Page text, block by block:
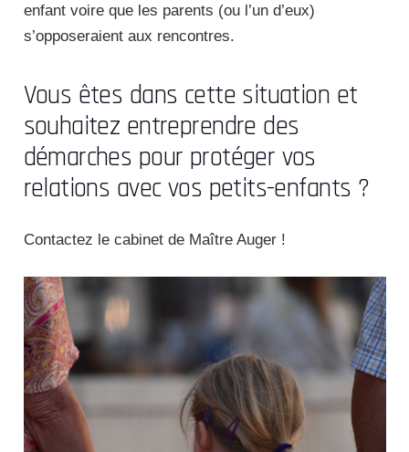
enfant voire que les parents (ou l’un d’eux)
s’opposeraient aux rencontres.
Vous êtes dans cette situation et
souhaitez entreprendre des
démarches pour protéger vos
relations avec vos petits-enfants ?
Contactez le cabinet de Maître Auger !